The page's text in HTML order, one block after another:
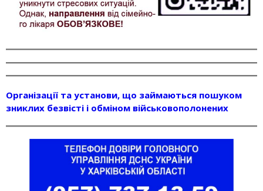
Організації та установи, що займаються пошуком
зниклих безвісті і обміном військовополонених